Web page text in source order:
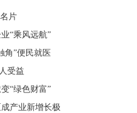
片
“乘风远航”
角”便民就医
受益
“绿色财富”
产业新增长极